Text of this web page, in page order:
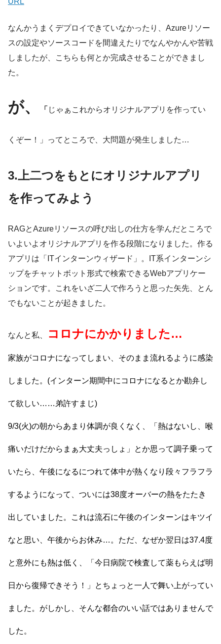
なんかうまくデプロイできていなかったり、Azureリソー
スの設定やソースコードを間違えたりでなんやかんや苦戦
しましたが、こちらも何とか完成させることができまし
た。
が、 「 じゃぁこれからオリジナルアプリを作ってい
くぞー！」ってところで、大問題が発生しました…
3.上二つをもとにオリジナルアプリ
を作ってみよう
RAGとAzureリソースの呼び出しの仕方を学んだところで
いよいよオリジナルアプリを作る段階になりました。作る
アプリは「ITインターンウィザード」。IT系インターンシ
ップをチャットボット形式で検索できるWebアプリケー
ションです。これをいざ二人で作ろうと思った矢先、とん
でもないことが起きました。
なんと私、 コロナにかかりました…
家族がコロナになってしまい、そのまま流れるように感染
しました。(インターン期間中にコロナになるとか勘弁し
て欲しい……弟許すまじ)
9/3(火)の朝からあまり体調が良くなく、「熱はないし、喉
痛いだけだからまぁ大丈夫っしょ」とか思って調子乗って
いたら、午後になるにつれて体中が熱くなり段々フラフラ
するようになって、ついには38度オーバーの熱をたたき
出していました。これは流石に午後のインターンはキツイ
なと思い、午後からお休み…。ただ、なぜか翌日は37.4度
と意外にも熱は低く、「今日病院で検査して薬もらえば明
日から復帰できそう！」とちょっと一人で舞い上がってい
ました。がしかし、そんな都合のいい話ではありませんで
した。